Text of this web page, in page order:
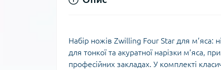
Набір ножів Zwilling Four Star для м’яса:
для тонкої та акуратної нарізки м’яса,
професійних закладах. У комплекті